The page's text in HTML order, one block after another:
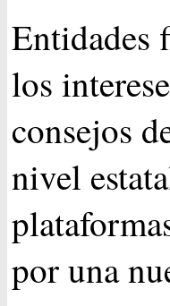
Entidades
los
consejos
nivel
por una